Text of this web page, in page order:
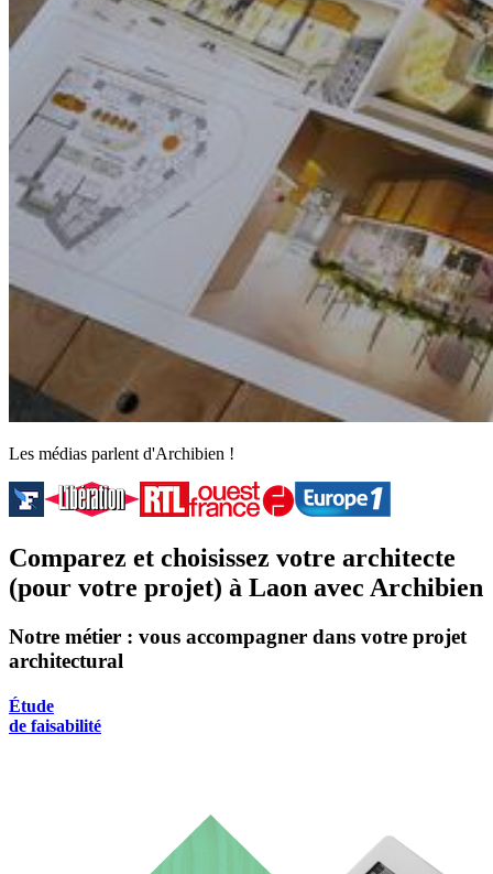
Les médias parlent d'Archibien !
Comparez et choisissez votre architecte
(pour votre projet) à Laon avec Archibien
Notre métier : vous accompagner dans votre projet
architectural
Étude
de faisabilité